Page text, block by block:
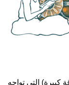
كبيرة) التي تواجه